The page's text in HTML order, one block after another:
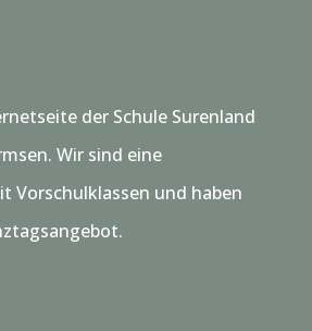
der Schule Surenland
Wir sind eine
Vorschulklassen und haben